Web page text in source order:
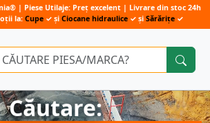
Căutare:
| Piese Utilaje: Preț excelent | Livrare din stoc 24h
la: Cupe ✓ și Ciocane hidraulice ✓ și Sărărițe ✓